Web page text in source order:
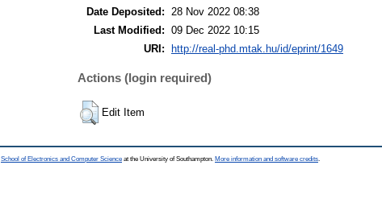
Date Deposited:
28 Nov 2022 08:38
Last Modified: 09 Dec 2022 10:15
URI:
http://real-phd.mtak.hu/id/eprint/1649
Actions (login required)
Edit Item
School of Electronics and Computer Science at the University of Southampton. More information and software credits